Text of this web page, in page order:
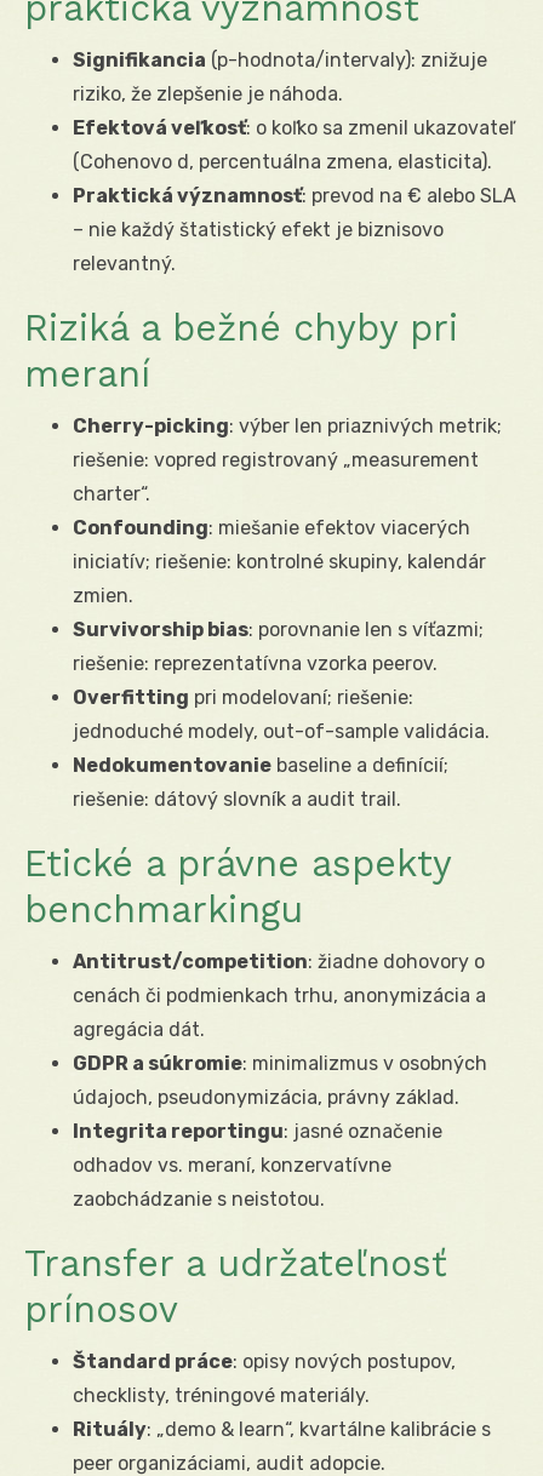
Signifikancia (p-hodnota/intervaly): znižuje
riziko, že zlepšenie je náhoda.
Efektová veľkosť: o koľko sa zmenil ukazovateľ
(Cohenovo d, percentuálna zmena, elasticita).
Praktická významnosť: prevod na € alebo SLA
– nie každý štatistický efekt je biznisovo
relevantný.
Riziká a bežné chyby pri
meraní
Cherry-picking: výber len priaznivých metrik;
riešenie: vopred registrovaný „measurement
charter“.
Confounding: miešanie efektov viacerých
iniciatív; riešenie: kontrolné skupiny, kalendár
zmien.
Survivorship bias: porovnanie len s víťazmi;
riešenie: reprezentatívna vzorka peerov.
Overfitting pri modelovaní; riešenie:
jednoduché modely, out-of-sample validácia.
Nedokumentovanie baseline a definícií;
riešenie: dátový slovník a audit trail.
Etické a právne aspekty
benchmarkingu
Antitrust/competition: žiadne dohovory o
cenách či podmienkach trhu, anonymizácia a
agregácia dát.
GDPR a súkromie: minimalizmus v osobných
údajoch, pseudonymizácia, právny základ.
Integrita reportingu: jasné označenie
odhadov vs. meraní, konzervatívne
zaobchádzanie s neistotou.
Transfer a udržateľnosť
prínosov
Štandard práce: opisy nových postupov,
checklisty, tréningové materiály.
Rituály: „demo & learn“, kvartálne kalibrácie s
peer organizáciami, audit adopcie.